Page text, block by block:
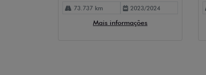
73.737 km 2023/2024
Mais informações